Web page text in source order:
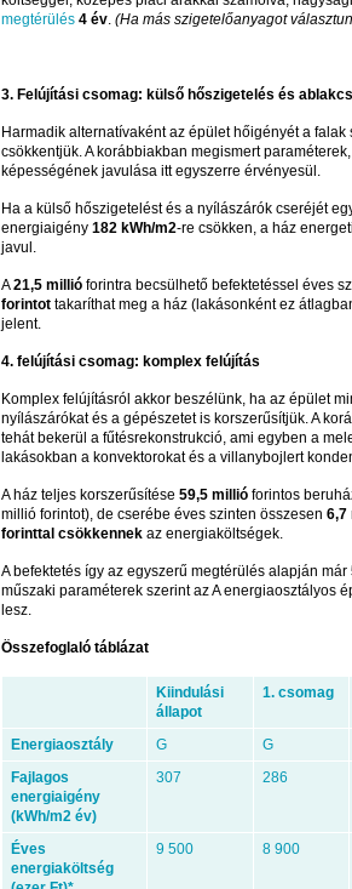
megtérülés 4 év. (Ha más szigetelőanyagot
3. Felújítási csomag: külső hőszigetelés és
Harmadik alternatívaként az épület hőigényét a
csökkentjük. A korábbiakban megismert
képességének javulása itt egyszerre érvényesül.
Ha a külső hőszigetelést és a nyílászárók cseréjét
energiaigény 182 kWh/m2-re csökken, a ház
javul.
A21,5 millió forintra becsülhető befektetéssel éves
forintot takaríthat meg a ház (lakásonként ez
jelent.
4. felújítási csomag: komplex felújítás
Komplex felújításról akkor beszélünk, ha az épület
nyílászárókat és a gépészetet is korszerűsítjük. A
tehát bekerül a fűtésrekonstrukció, ami egyben a
lakásokban a konvektorokat és a villanybojlert
A ház teljes korszerűsítése 59,5 millió forintos
millió forintot), de cserébe éves szinten összesen 6,7
forinttal csökkennek az energiaköltségek.
A befektetés így az egyszerű megtérülés alapján már
műszaki paraméterek szerint az A energiaosztályos
lesz.
Összefoglaló táblázat
Kiindulási
állapot
1. csomag
Energiaosztály G G
Fajlagos
energiaigény
(kWh/m2 év)
307 286
Éves
energiaköltség
9 500 8 900